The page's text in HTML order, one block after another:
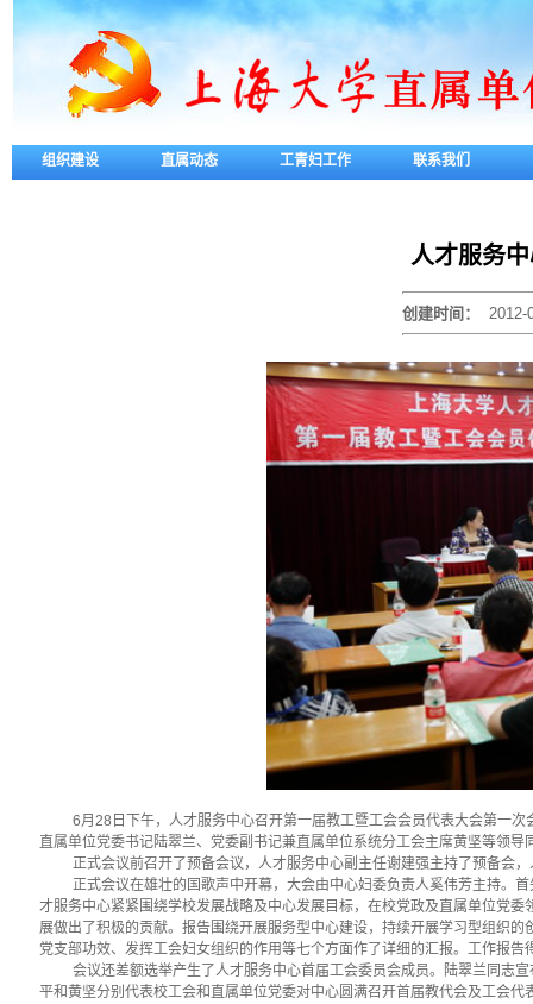
组织建设 直属动态 工青妇工作 联系我们
人才服务
创建时间： 2012-
6月 28日
下午，人才服务中心召开第一届教工暨工会会员代表大会第一次
直属单位党委书记陆翠兰、党委副书记兼直属单位系统分工会主席黄坚等领
正式会议前召开了预备会议，人才服务中心副主任谢建强主持了预备会
正式会议在雄壮的国歌声中开幕，大会由中心妇委负责人奚伟芳主持。
才服务中心紧紧围绕学校发展战略及中心发展目标，在校党政及直属单位党
展做出了积极的贡献。报告围绕开展服务型中心建设，持续开展学习型组织
党支部功效、发挥工会妇女组织的作用等七个方面作了详细的汇报。工作报告
会议还差额选举产生了人才服务中心首届工会委员会成员。陆翠兰同志
平和黄坚分别代表校工会和直属单位党委对中心圆满召开首届教代会及工会